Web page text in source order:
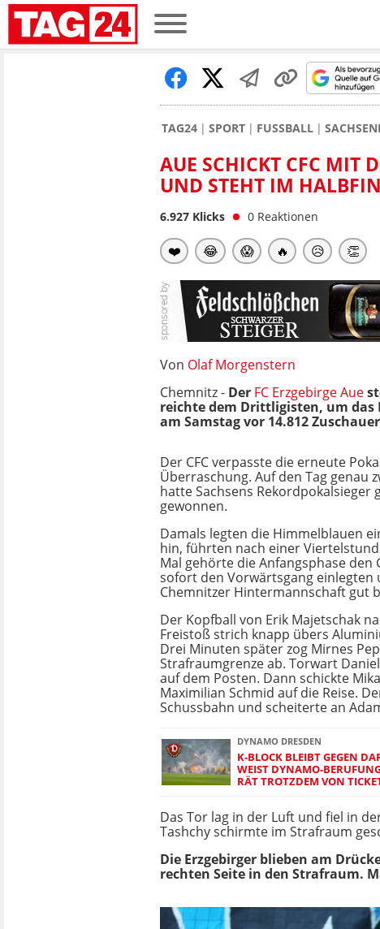
TAG24 SPORT FUSSBALL
AUE SCHICKT CFC MIT
ND STEHT IM
6.927 Klicks 0 Reaktionen
❤️ 😂 😱 🔥 😥 👏
Von Olaf Morgenstern
Chemnitz - Der FC Erzgebirge Aue
reichte dem Drittligisten, um das
am Samstag vor 14.812
Der CFC verpasste die erneute
Überraschung. Auf den Tag genau
hatte Sachsens Rekordpokalsieger
gewonnen.
Damals legten die Himmelblauen
hin, führten nach einer
Mal gehörte die Anfangsphase den
sofort den Vorwärtsgang einlegten
Chemnitzer Hintermannschaft gut
Der Kopfball von Erik Majetschak
Freistoß strich knapp übers
Drei Minuten später zog Mirnes
Strafraumgrenze ab. Torwart
auf dem Posten. Dann schickte
Maximilian Schmid auf die Reise.
Schussbahn und scheiterte an
DYNAMO DRESDEN
K-BLOCK BLEIBT GEGEN
WEIST DYNAMO-
RÄT TROTZDEM VON
Das Tor lag in der Luft und fiel in
Tashchy schirmte im Strafraum
Die Erzgebirger blieben am
rechten Seite in den Strafraum.